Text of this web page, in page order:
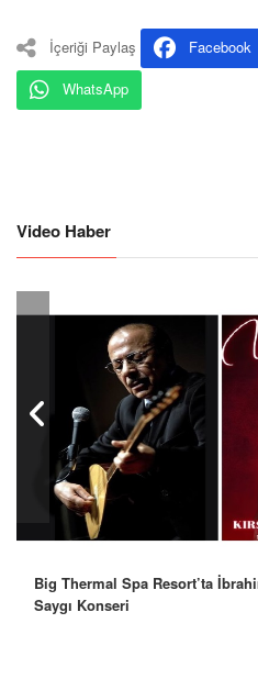
İçeriği Paylaş Facebook
WhatsApp
Video Haber
Big Thermal Spa Resort’ta
Saygı Konseri
Robbie Williams’tan İstanbul’a
Olacak”